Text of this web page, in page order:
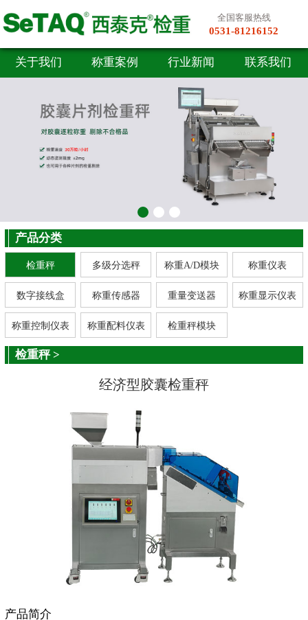
全国客服热线
0531-81216152
关于我们 称重案例 行业新闻 联系我们
产品分类
检重秤 多级分选秤 称重A/D模块 称重仪表
数字接线盒 称重传感器 重量变送器 称重显示仪表
称重控制仪表 称重配料仪表 检重秤模块
检重秤 >
经济型胶囊检重秤
产品简介